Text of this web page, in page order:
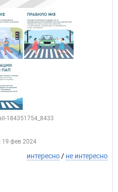
184351754_8433
19 фев 2024
интересно / не интересно